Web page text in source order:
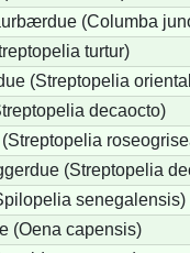
(Columba
turtur)
(Streptopelia
decaocto)
(Streptopelia
senegalensis)
(Oena capensis)